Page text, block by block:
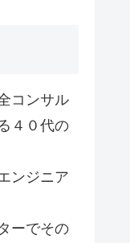
コンサル
４０代の
ンジニア
ーでその